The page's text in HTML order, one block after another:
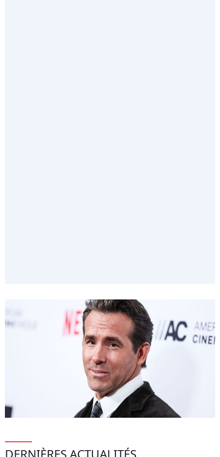
DERNIÈRES ACTUALITÉS